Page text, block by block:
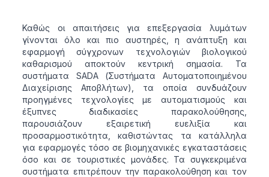
Καθώς οι απαιτήσεις για επεξεργασία λυμάτων
γίνονται όλο και πιο αυστηρές, η ανάπτυξη και
εφαρμογή σύγχρονων τεχνολογιών βιολογικού
καθαρισμού αποκτούν κεντρική σημασία. Τα
συστήματα SADA (Συστήματα Αυτοματοποιημένου
Διαχείρισης Αποβλήτων), τα οποία συνδυάζουν
προηγμένες τεχνολογίες με αυτοματισμούς και
έξυπνες διαδικασίες παρακολούθησης,
παρουσιάζουν εξαιρετική ευελιξία και
προσαρμοστικότητα, καθιστώντας τα κατάλληλα
για εφαρμογές τόσο σε βιομηχανικές εγκαταστάσεις
όσο και σε τουριστικές μονάδες. Τα συγκεκριμένα
συστήματα επιτρέπουν την παρακολούθηση και τον